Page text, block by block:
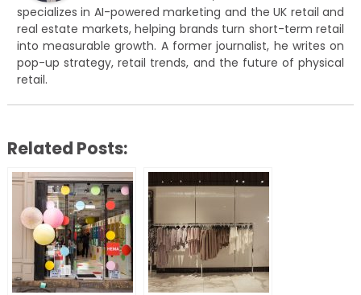
specializes in AI-powered marketing and the UK retail and
real estate markets, helping brands turn short-term retail
into measurable growth. A former journalist, he writes on
pop-up strategy, retail trends, and the future of physical
retail.
Related Posts: